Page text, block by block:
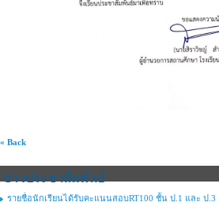
« Back
ข่าวประชาสัมพันธ์
รายชื่อนักเรียนได้รับคะแนนสอบRT100 ชั้น ป.1 และ ป.3